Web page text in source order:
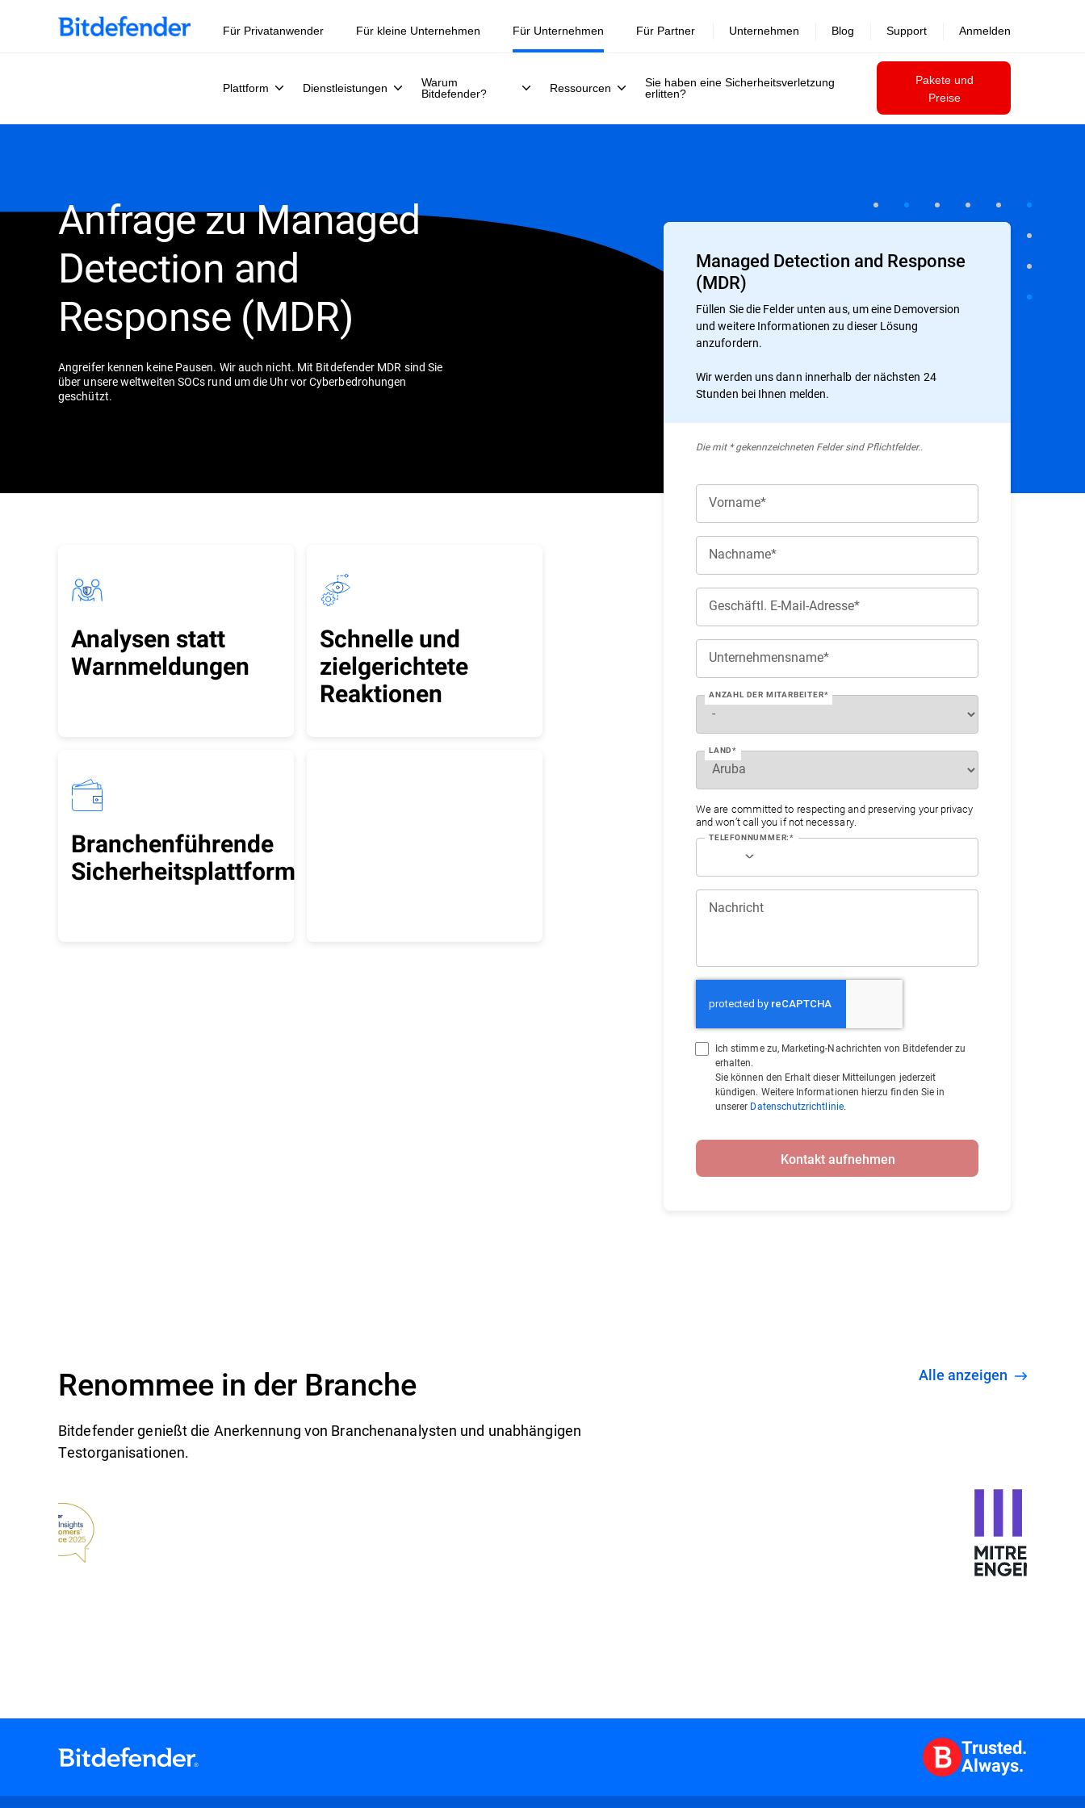
Datensouveränität in der Cybersicherheit: Live-Webinar, 30. Juli.
Für Privatanwender Für kleine Unternehmen Für Unternehmen
Plattform Dienstleistungen
Warum
Bitdefender?
Ressourcen
Sie haben eine Sicherheitsverletzung
erlitten?
Pakete und
Preise
Für Partner Unternehmen Blog Support Anmelden
Anfrage zu Managed
Detection and
Response (MDR)
Angreifer kennen keine Pausen. Wir auch nicht. Mit Bitdefender MDR sind Sie
über unsere weltweiten SOCs rund um die Uhr vor Cyberbedrohungen
geschützt.
Analysen statt
Warnmeldungen
Schnelle und
zielgerichtete
Reaktionen
Branchenführende
Sicherheitsplattform
Managed Detection and Response
(MDR)
Füllen Sie die Felder unten aus, um eine Demoversion
und weitere Informationen zu dieser Lösung
anzufordern.
Wir werden uns dann innerhalb der nächsten 24
Stunden bei Ihnen melden.
Die mit * gekennzeichneten Felder sind Pflichtfelder..
Vorname*
Nachname*
Geschäftl. E-Mail-Adresse*
Unternehmensname*
ANZAHL DER MITARBEITER*
LAND*
We are committed to respecting and preserving your privacy
and won’t call you if not necessary.
TELEFONNUMMER:*
Nachricht
Ich stimme zu, Marketing-Nachrichten von Bitdefender zu
erhalten.
Sie können den Erhalt dieser Mitteilungen jederzeit
kündigen. Weitere Informationen hierzu finden Sie in
unserer Datenschutzrichtlinie.
Kontakt aufnehmen
Renommee in der Branche
Bitdefender genießt die Anerkennung von Branchenanalysten und unabhängigen
Testorganisationen.
Alle anzeigen
Trusted.
Always.